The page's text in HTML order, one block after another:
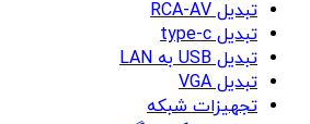
تبدیل RCA-AV
تبدیل type-c
تبدیل USB به LAN
تبدیل VGA
تجهیزات شبکه